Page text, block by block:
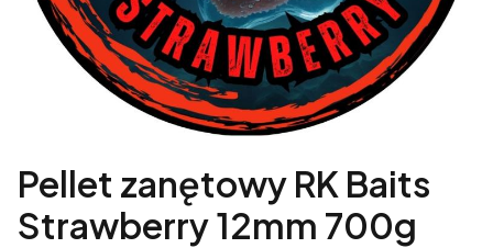
Pellet zanętowy RK Baits
Strawberry 12mm 700g